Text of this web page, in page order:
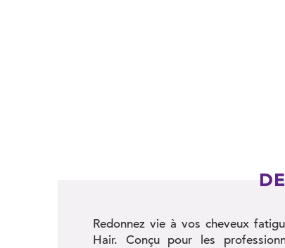
Redonnez vie à vos cheveux
Hair. Conçu pour les